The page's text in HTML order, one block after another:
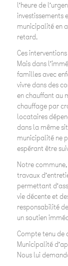
l’heure de
municipalité en
retard.
Ces
Mais dans
familles avec
vivre dans des
en chauffant au
chauffage par
locataires
dans la même
municipalité ne
espérant être
Notre
travaux
permettant
vie décente et
responsabilité
un soutien
Compte tenu de
Municipalité
Nous lui